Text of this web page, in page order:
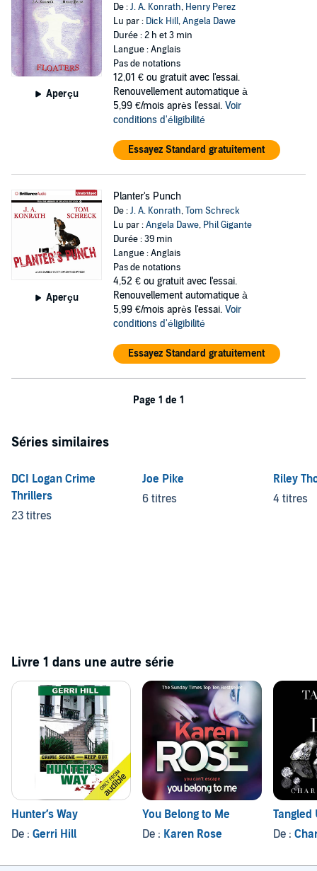
Aperçu
De :J. A. Konrath, Henry Perez
Lu par : Dick Hill,Angela Dawe
Durée : 2 h et 3 min
Langue : Anglais
Pas de notations
12,01 € ou gratuit avec l'essai.
Renouvellement automatique à
5,99 €/mois après l'essai. Voir
conditions d'éligibilité
Essayez Standard gratuitement
Aperçu
Planter's Punch
De :J. A. Konrath,Tom Schreck
Lu par :Angela Dawe, Phil Gigante
Durée : 39 min
Langue : Anglais
Pas de notations
4,52 € ou gratuit avec l'essai.
Renouvellement automatique à
5,99 €/mois après l'essai. Voir
conditions d'éligibilité
Essayez Standard gratuitement
Page 1 de 1
Séries similaires
DCI Logan Crime
Thrillers
23 titres
Joe Pike
6 titres
Riley
4 titres
Livre 1 dans une autre série
Hunter’s Way
De : Gerri Hill
You Belong to Me
De : Karen Rose
Tangled
De :